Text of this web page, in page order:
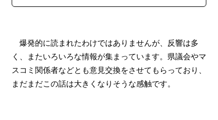
爆発的に読まれたわけではありませんが、反響は多
く、またいろいろな情報が集まっています。県議会やマ
スコミ関係者などとも意見交換をさせてもらっており、
まだまだこの話は大きくなりそうな感触です。